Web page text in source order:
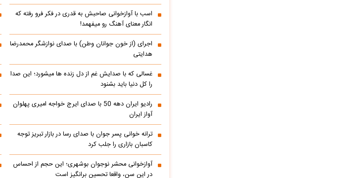
اسب با آوازخوانی صاحبش به قدری در فکر فرو رفته که
انگار معنای آهنگ رو میفهمد!
اجرای (از خون جوانان وطن) با صدای نوازشگر محمدرضا
هدایتی
غسالی که با صدایش غم از دل زنده ها میشورد؛ این صدا
را کل دنیا باید بشنود
رادیو ایران دهه 50 با صدای ایرج خواجه امیری پهلوان
آواز ایران
ترانه خوانی پسر جوان با صدای رسا در بازار تبریز توجه
کاسبان بازاری را جلب کرد
آوازخوانی محشر نوجوان بوشهری؛ این حجم از احساس
در این سن، واقعا تحسین‌ برانگیز است